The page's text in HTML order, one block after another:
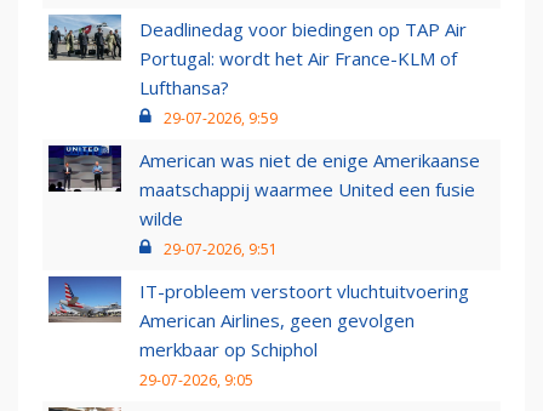
Deadlinedag voor biedingen op TAP Air
Portugal: wordt het Air France-KLM of
Lufthansa?
29-07-2026, 9:59
American was niet de enige Amerikaanse
maatschappij waarmee United een fusie
wilde
29-07-2026, 9:51
IT-probleem verstoort vluchtuitvoering
American Airlines, geen gevolgen
merkbaar op Schiphol
29-07-2026, 9:05